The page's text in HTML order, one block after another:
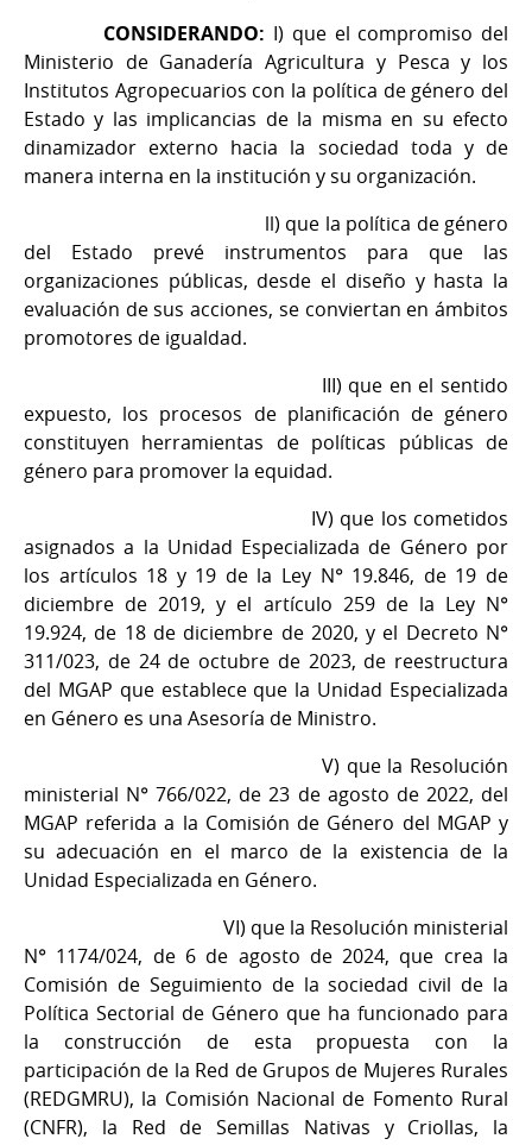
CONSIDERANDO: I) que el compromiso del
Ministerio de Ganadería Agricultura y Pesca y los
Institutos Agropecuarios con la política de género del
Estado y las implicancias de la misma en su efecto
dinamizador externo hacia la sociedad toda y de
manera interna en la institución y su organización.
ll) que la política de género
del Estado prevé instrumentos para que las
organizaciones públicas, desde el diseño y hasta la
evaluación de sus acciones, se conviertan en ámbitos
promotores de igualdad.
III) que en el sentido
expuesto, los procesos de planificación de género
constituyen herramientas de políticas públicas de
género para promover la equidad.
IV) que los cometidos
asignados a la Unidad Especializada de Género por
los artículos 18 y 19 de la Ley N° 19.846, de 19 de
diciembre de 2019, y el artículo 259 de la Ley N°
19.924, de 18 de diciembre de 2020, y el Decreto N°
311/023, de 24 de octubre de 2023, de reestructura
del MGAP que establece que la Unidad Especializada
en Género es una Asesoría de Ministro.
V) que la Resolución
ministerial N° 766/022, de 23 de agosto de 2022, del
MGAP referida a la Comisión de Género del MGAP y
su adecuación en el marco de la existencia de la
Unidad Especializada en Género.
VI) que la Resolución ministerial
N° 1174/024, de 6 de agosto de 2024, que crea la
Comisión de Seguimiento de la sociedad civil de la
Política Sectorial de Género que ha funcionado para
la construcción de esta propuesta con la
participación de la Red de Grupos de Mujeres Rurales
(REDGMRU), la Comisión Nacional de Fomento Rural
(CNFR), la Red de Semillas Nativas y Criollas, la